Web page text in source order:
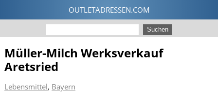
Müller-Milch Werksverkauf
Aretsried
Lebensmittel, Bayern